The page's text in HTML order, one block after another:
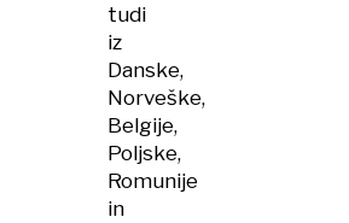
tudi
iz
Danske,
Norveške,
Belgije,
Poljske,
Romunije
in